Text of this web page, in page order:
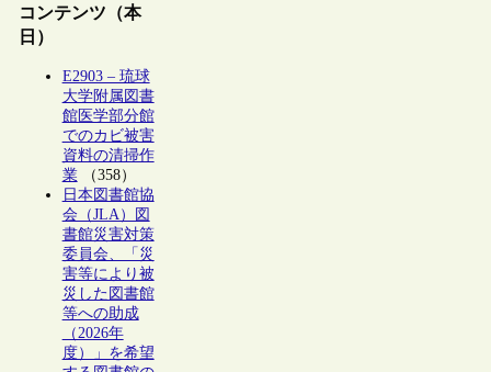
コンテンツ（本
日）
E2903 – 琉球
大学附属図書
館医学部分館
でのカビ被害
資料の清掃作
業（358）
日本図書館協
会（JLA）図
書館災害対策
委員会、「災
害等により被
災した図書館
等への助成
（2026年
度）」を希望